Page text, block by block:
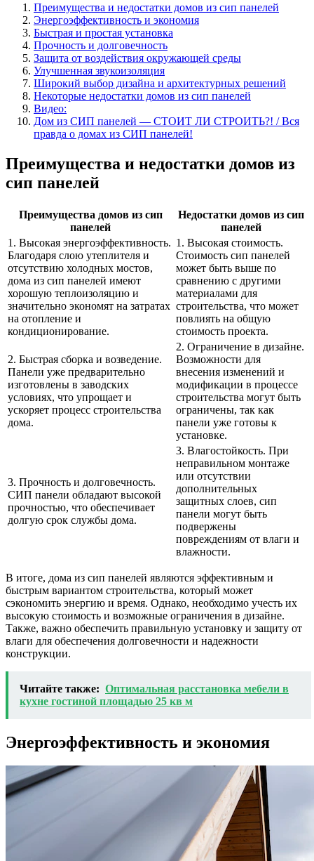
Преимущества и недостатки домов из сип панелей
Энергоэффективность и экономия
Быстрая и простая установка
Прочность и долговечность
Защита от воздействия окружающей среды
Улучшенная звукоизоляция
Широкий выбор дизайна и архитектурных решений
Некоторые недостатки домов из сип панелей
Видео:
Дом из СИП панелей — СТОИТ ЛИ СТРОИТЬ?! / Вся
правда о домах из СИП панелей!
Преимущества и недостатки домов из
сип панелей
Преимущества домов из сип
панелей
Недостатки домов из сип
панелей
1. Высокая энергоэффективность.
Благодаря слою утеплителя и
отсутствию холодных мостов,
дома из сип панелей имеют
хорошую теплоизоляцию и
значительно экономят на затратах
на отопление и
кондиционирование.
1. Высокая стоимость.
Стоимость сип панелей
может быть выше по
сравнению с другими
материалами для
строительства, что может
повлиять на общую
стоимость проекта.
2. Быстрая сборка и возведение.
Панели уже предварительно
изготовлены в заводских
условиях, что упрощает и
ускоряет процесс строительства
дома.
2. Ограничение в дизайне.
Возможности для
внесения изменений и
модификации в процессе
строительства могут быть
ограничены, так как
панели уже готовы к
установке.
3. Прочность и долговечность.
СИП панели обладают высокой
прочностью, что обеспечивает
долгую срок службы дома.
3. Влагостойкость. При
неправильном монтаже
или отсутствии
дополнительных
защитных слоев, сип
панели могут быть
подвержены
повреждениям от влаги и
влажности.
В итоге, дома из сип панелей являются эффективным и
быстрым вариантом строительства, который может
сэкономить энергию и время. Однако, необходимо учесть их
высокую стоимость и возможные ограничения в дизайне.
Также, важно обеспечить правильную установку и защиту от
влаги для обеспечения долговечности и надежности
конструкции.
Читайте также: Оптимальная расстановка мебели в
кухне гостиной площадью 25 кв м
Энергоэффективность и экономия